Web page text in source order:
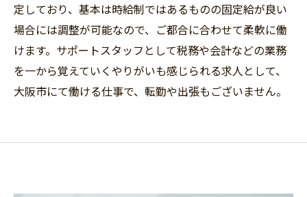
定しており、基本は時給制ではあるものの固定給が良い
場合には調整が可能なので、ご都合に合わせて柔軟に働
けます。サポートスタッフとして税務や会計などの業務
を一から覚えていくやりがいも感じられる求人として、
大阪市にて働ける仕事で、転勤や出張もございません。